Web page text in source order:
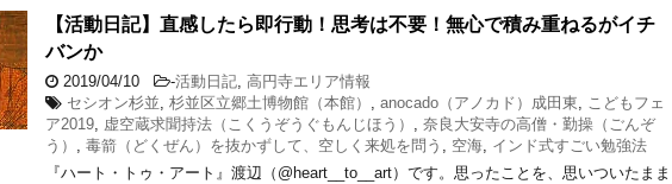
【活動日記】直感したら即行動！思考は不要！無心で積み重ねるがイチ
バンか
2019/04/10 -活動日記, 高円寺エリア情報
セシオン杉並, 杉並区立郷土博物館（本館） , anocado（アノカド）成田東, こどもフェ
ア2019, 虚空蔵求聞持法（こくうぞうぐもんじほう） , 奈良大安寺の高僧・勤操（ごんぞ
う） , 毒箭（どくぜん）を抜かずして、空しく来処を問う , 空海, インド式すごい勉強法
『ハート・トゥ・アート』渡辺（@heart__to__art）です。思ったことを、思いついたまま